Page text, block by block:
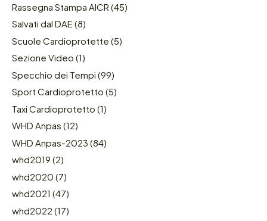
Rassegna Stampa AICR (45)
Salvati dal DAE (8)
Scuole Cardioprotette (5)
Sezione Video (1)
Specchio dei Tempi (99)
Sport Cardioprotetto (5)
Taxi Cardioprotetto (1)
WHD Anpas (12)
WHD Anpas-2023 (84)
whd2019 (2)
whd2020 (7)
whd2021 (47)
whd2022 (17)